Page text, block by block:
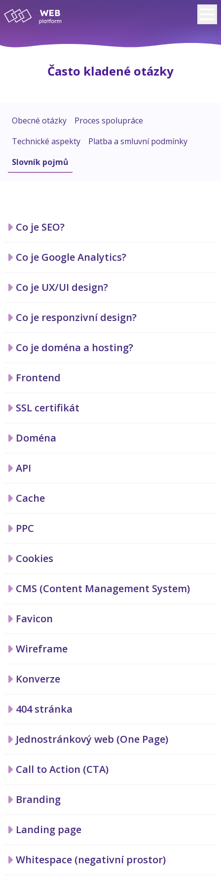
Často kladené otázky
Obecné otázky
Proces spolupráce
Technické aspekty
Platba a smluvní podmínky
Slovník pojmů
Co je SEO?
Co je Google Analytics?
Co je UX/UI design?
Co je responzivní design?
Co je doména a hosting?
Frontend
SSL certifikát
Doména
API
Cache
PPC
Cookies
CMS (Content Management System)
Favicon
Wireframe
Konverze
404 stránka
Jednostránkový web (One Page)
Call to Action (CTA)
Branding
Landing page
Whitespace (negativní prostor)